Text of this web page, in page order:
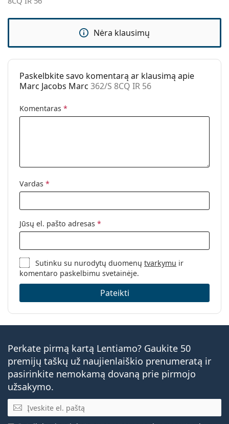
Kategorija:
Kodas:
362/S 8CQ IR 56
Nėra klausimų
Paskelbkite savo komentarą ar klausimą apie
Marc Jacobs Marc 362/S 8CQ IR 56
Komentaras *
Vardas *
Jūsų el. pašto adresas *
Sutinku su nurodytų duomenųtvarkymu ir
komentaro paskelbimu svetainėje.
Pateikti
Perkate pirmą kartą Lentiamo? Gaukite 50
premijų taškų už naujienlaiškio prenumeratą ir
pasirinkite nemokamą dovaną prie pirmojo
užsakymo.
El. pašto adresas